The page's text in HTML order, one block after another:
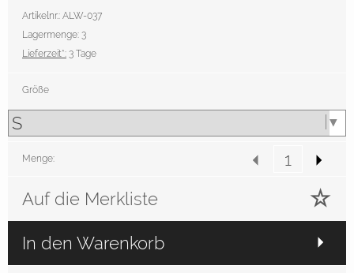
Artikelnr.: ALW-037
Lagermenge: 3
Lieferzeit*: 3 Tage
Größe
Menge:
Auf die Merkliste
In den Warenkorb